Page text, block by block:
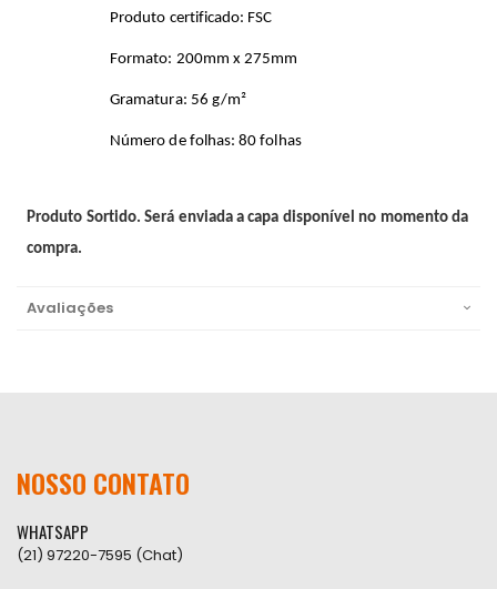
Produto certificado: FSC
Formato: 200mm x 275mm
Gramatura: 56 g/m²
Número de folhas: 80 folhas
Produto Sortido. Será enviada a capa disponível no momento da
compra.
Avaliações
NOSSO CONTATO
WHATSAPP
(21) 97220-7595 (Chat)